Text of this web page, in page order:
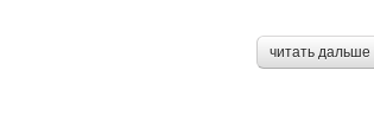
читать